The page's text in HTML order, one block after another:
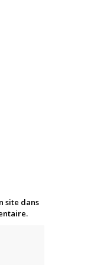
site dans